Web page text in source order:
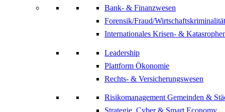
Bank- & Finanzwesen
Forensik/Fraud/Wirtschaftskriminalität
Internationales Krisen- &
Leadership
Plattform Ökonomie
Rechts- & Versicherungswesen
Risikomanagement Gemeinden &
Strategie, Cyber & Smart Economy